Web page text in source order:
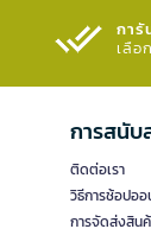
การั
เลือ
การสนับ
ติดต่อเรา
วิธีการช้อปออ
การจัดส่งสิน